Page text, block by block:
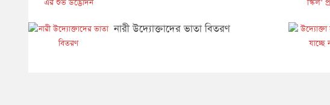
নারী উদ্যোক্তাদের ভাতা বিতরণ